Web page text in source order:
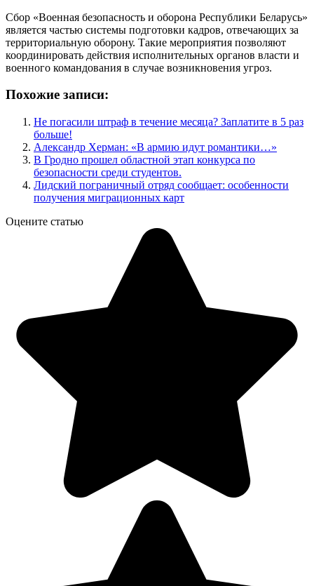
Сбор «Военная безопасность и оборона Республики Беларусь»
является частью системы подготовки кадров, отвечающих за
территориальную оборону. Такие мероприятия позволяют
координировать действия исполнительных органов власти и
военного командования в случае возникновения угроз.
Похожие записи:
Не погасили штраф в течение месяца? Заплатите в 5 раз
больше!
Александр Херман: «В армию идут романтики…»
В Гродно прошел областной этап конкурса по
безопасности среди студентов.
Лидский пограничный отряд сообщает: особенности
получения миграционных карт
Оцените статью